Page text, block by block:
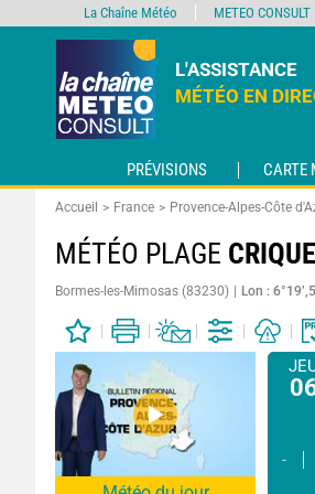
L'ASSISTANCE
MÉTÉO EN
PRÉVISIONS CARTE
Accueil France Provence-Alpes-Côte
MÉTÉO PLAGE
Bormes-les-Mimosas (83230) Lon :
-
La Chaîne Météo METEO